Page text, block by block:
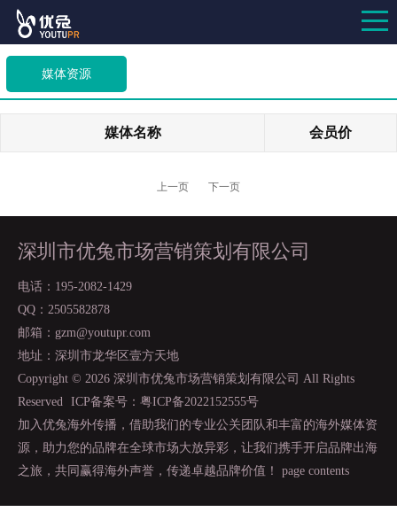
媒体资源
媒体名称 会员价
上一页 下一页
深圳市优兔市场营销策划有限公司
电话：195-2082-1429
QQ：2505582878
邮箱：gzm@youtupr.com
地址：深圳市龙华区壹方天地
Copyright © 2026 深圳市优兔市场营销策划有限公司 All Rights
Reserved
ICP备案号：粤ICP备2022152555号
加入优兔海外传播，借助我们的专业公关团队和丰富的海外媒体资
源，助力您的品牌在全球市场大放异彩，让我们携手开启品牌出海
之旅，共同赢得海外声誉，传递卓越品牌价值！ page contents